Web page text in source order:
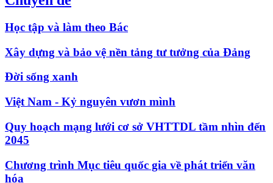
Học tập và làm theo Bác
Xây dựng và bảo vệ nền tảng tư tưởng của Đảng
Đời sống xanh
Việt Nam - Kỷ nguyên vươn mình
Quy hoạch mạng lưới cơ sở VHTTDL tầm nhìn đến
2045
Chương trình Mục tiêu quốc gia về phát triển văn
hóa